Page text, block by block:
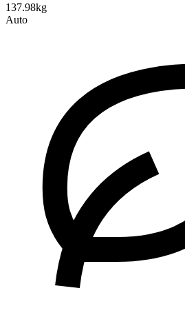
137.98kg
Auto